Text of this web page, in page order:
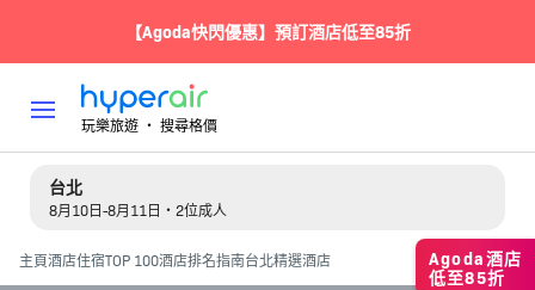
【Agoda快閃優惠】預訂酒店低至85折
玩樂旅遊 ‧ 搜尋格價
台北
8月10日-8月11日・2位成人
主頁酒店住宿TOP 100酒店排名指南台北精選酒店
Agoda酒店
低至85折